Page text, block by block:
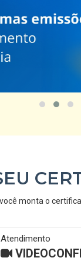
monta o
Atendimento